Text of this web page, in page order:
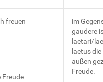
freuen
im
gaudere
laetari/
laetus
außen
Freude.
Freude